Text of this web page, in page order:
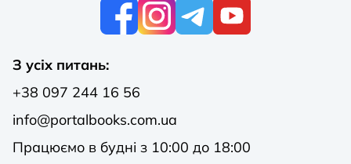
З усіх питань:
+38 097 244 16 56
info@portalbooks.com.ua
Працюємо в будні з 10:00 до 18:00